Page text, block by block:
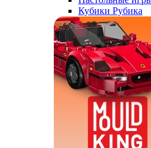
Кубики Рубика